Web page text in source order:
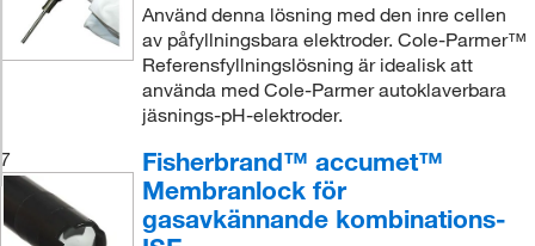
Använd denna lösning med den inre cellen
av påfyllningsbara elektroder. Cole-Parmer™
Referensfyllningslösning är idealisk att
använda med Cole-Parmer autoklaverbara
jäsnings-pH-elektroder.
7
Fisherbrand™ accumet™
Membranlock för
gasavkännande kombinations-